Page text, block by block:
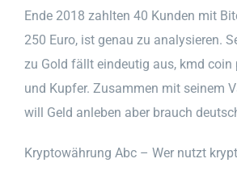
Ende 2018 zahlten 40 Kunden mit
250 Euro, ist genau zu analysieren.
zu Gold fällt eindeutig aus, kmd coin
und Kupfer. Zusammen mit seinem
will Geld anleben aber brauch
Kryptowährung Abc – Wer nutzt